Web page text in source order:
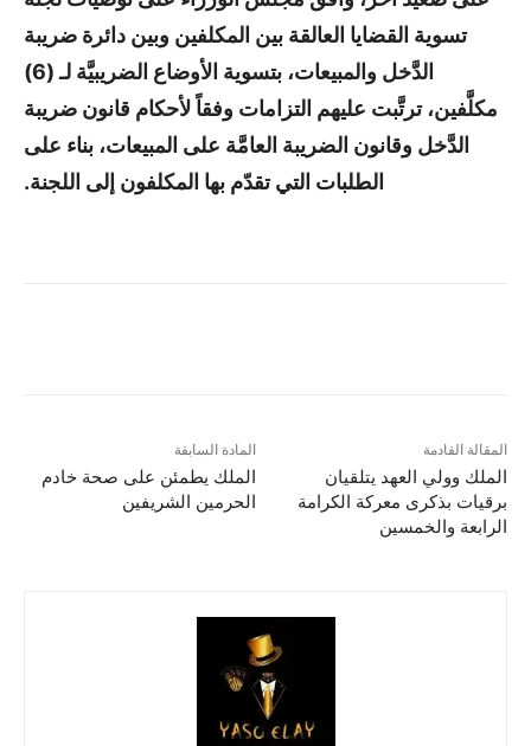
تسوية القضايا العالقة بين المكلفين وبين دائرة ضريبة
الدَّخل والمبيعات، بتسوية الأوضاع الضريبيَّة لـ (6)
مكلَّفين، ترتَّبت عليهم التزامات وفقاً لأحكام قانون ضريبة
الدَّخل وقانون الضريبة العامَّة على المبيعات، بناء على
الطلبات التي تقدّم بها المكلفون إلى اللجنة.
المادة السابقة
الملك يطمئن على صحة خادم
الحرمين الشريفين
المقالة القادمة
الملك وولي العهد يتلقيان
برقيات بذكرى معركة الكرامة
الرابعة والخمسين